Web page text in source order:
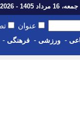
جمعه، 16 مرداد 1405 - Fri, 07th Aug 2026
عنوان
- ورزشی - فرهنگی -